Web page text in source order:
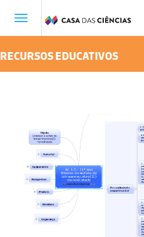
Toggle
RECURSOS EDUCATIVOS